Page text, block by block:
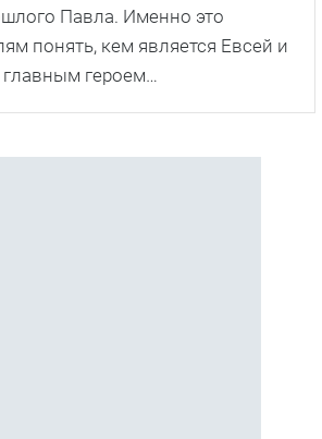
Павла. Именно это
понять, кем является Евсей и
главным героем…